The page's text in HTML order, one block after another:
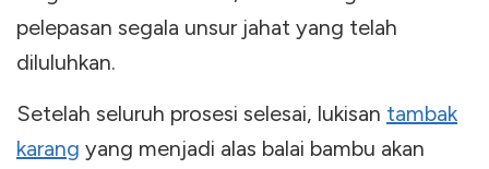
pelepasan segala unsur jahat yang telah
diluluhkan.
Setelah seluruh prosesi selesai, lukisan tambak
karang yang menjadi alas balai bambu akan